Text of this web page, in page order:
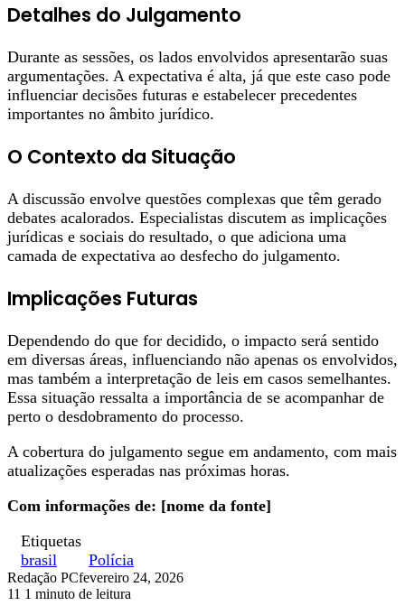
Detalhes do Julgamento
Durante as sessões, os lados envolvidos apresentarão suas
argumentações. A expectativa é alta, já que este caso pode
influenciar decisões futuras e estabelecer precedentes
importantes no âmbito jurídico.
O Contexto da Situação
A discussão envolve questões complexas que têm gerado
debates acalorados. Especialistas discutem as implicações
jurídicas e sociais do resultado, o que adiciona uma
camada de expectativa ao desfecho do julgamento.
Implicações Futuras
Dependendo do que for decidido, o impacto será sentido
em diversas áreas, influenciando não apenas os envolvidos,
mas também a interpretação de leis em casos semelhantes.
Essa situação ressalta a importância de se acompanhar de
perto o desdobramento do processo.
A cobertura do julgamento segue em andamento, com mais
atualizações esperadas nas próximas horas.
Com informações de: [nome da fonte]
Etiquetas
brasil
Polícia
Redação PCfevereiro 24, 2026
11 1 minuto de leitura